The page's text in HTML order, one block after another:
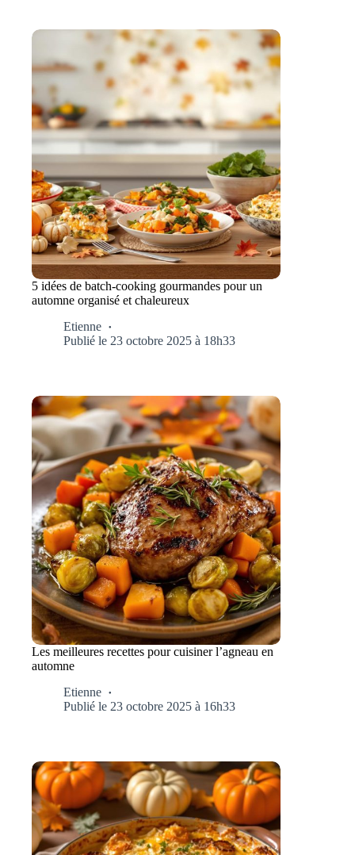
5 idées de batch-cooking gourmandes pour un
automne organisé et chaleureux
Etienne
Publié le 23 octobre 2025 à 18h33
Les meilleures recettes pour cuisiner l’agneau en
automne
Etienne
Publié le 23 octobre 2025 à 16h33